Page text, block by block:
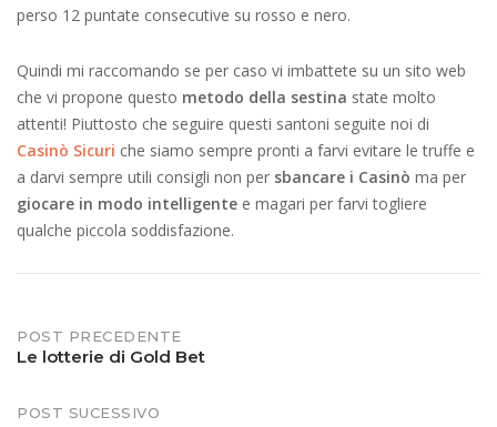
perso 12 puntate consecutive su rosso e nero.
Quindi mi raccomando se per caso vi imbattete su un sito web
che vi propone questo metodo della sestina state molto
attenti! Piuttosto che seguire questi santoni seguite noi di
Casinò Sicuri che siamo sempre pronti a farvi evitare le truffe e
a darvi sempre utili consigli non per sbancare i Casinò ma per
giocare in modo intelligente e magari per farvi togliere
qualche piccola soddisfazione.
Post
POST PRECEDENTE
Le lotterie di Gold Bet
POST SUCESSIVO